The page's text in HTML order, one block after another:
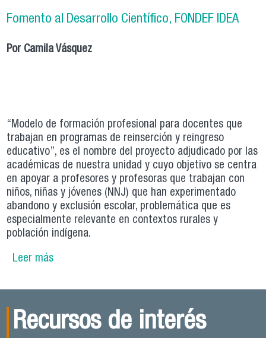
Fomento al Desarrollo Científico, FONDEF IDEA
Por Camila Vásquez
“Modelo de formación profesional para docentes que
trabajan en programas de reinserción y reingreso
educativo”, es el nombre del proyecto adjudicado por las
académicas de nuestra unidad y cuyo objetivo se centra
en apoyar a profesores y profesoras que trabajan con
niños, niñas y jóvenes (NNJ) que han experimentado
abandono y exclusión escolar, problemática que es
especialmente relevante en contextos rurales y
población indígena.
Leer mássobre Académicas del Departamento de
Recursos de interés